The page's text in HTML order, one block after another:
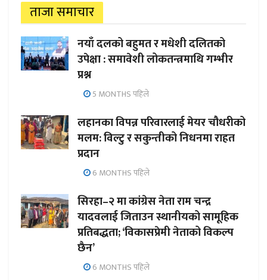
ताजा समाचार
नयाँ दलको बहुमत र मधेशी दलितको
उपेक्षा : समावेशी लोकतन्त्रमाथि गम्भीर
प्रश्न
5 MONTHS पहिले
लहानका विपन्न परिवारलाई मेयर चौधरीको
मलम: विल्टु र सकुन्तीको निधनमा राहत
प्रदान
6 MONTHS पहिले
सिरहा–२ मा कांग्रेस नेता राम चन्द्र
यादवलाई जिताउन स्थानीयको सामूहिक
प्रतिबद्धता; ‘विकासप्रेमी नेताको विकल्प
छैन’
6 MONTHS पहिले